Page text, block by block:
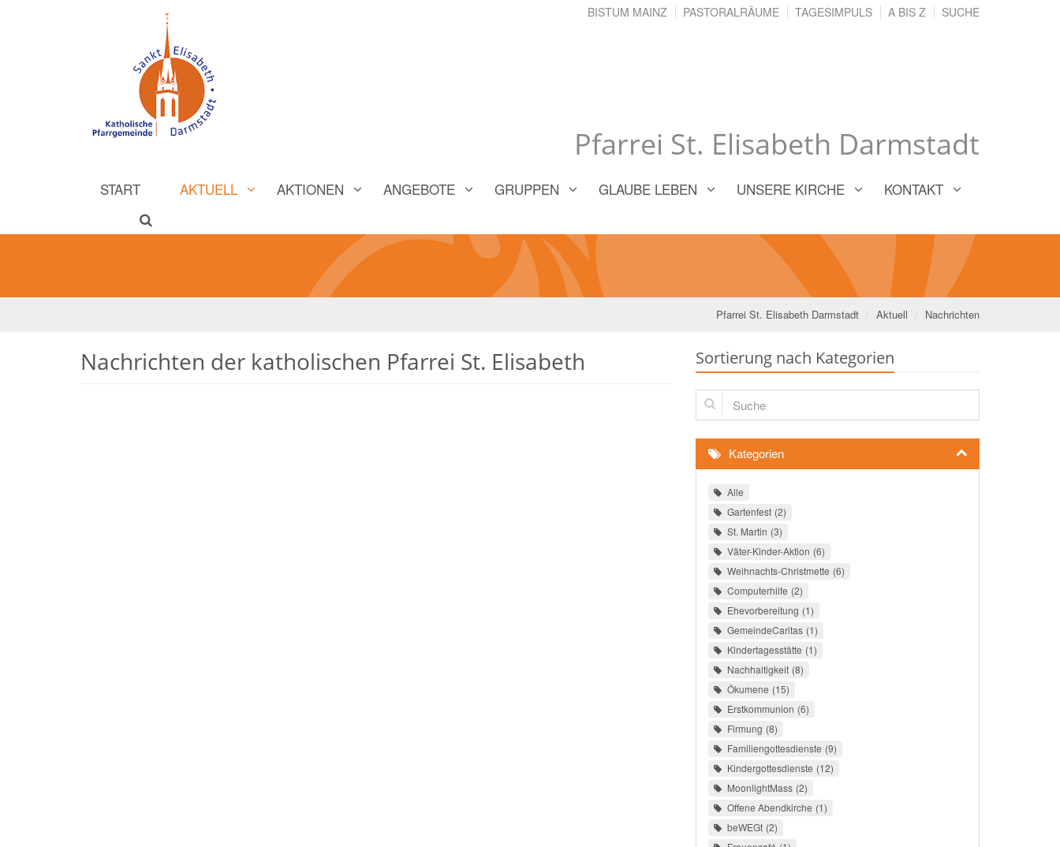
Pfarrei St. Elisabeth Darmstadt
BISTUM MAINZ PASTORALRÄUME TAGESIMPULS A BIS Z SUCHE
START AKTUELL AKTIONEN ANGEBOTE GRUPPEN GLAUBE LEBEN UNSERE KIRCHE KONTAKT
Pfarrei St. Elisabeth Darmstadt Aktuell Nachrichten
Nachrichten der katholischen Pfarrei St. Elisabeth Sortierung nach Kategorien
Suche
Kategorien
Alle
Gartenfest 2
St. Martin 3
Väter-Kinder-Aktion 6
Weihnachts-Christmette 6
Computerhilfe 2
Ehevorbereitung 1
GemeindeCaritas 1
Kindertagesstätte 1
Nachhaltigkeit 8
Ökumene 15
Erstkommunion 6
Firmung 8
Familiengottesdienste 9
Kindergottesdienste 12
MoonlightMass 2
Offene Abendkirche 1
beWEGt 2